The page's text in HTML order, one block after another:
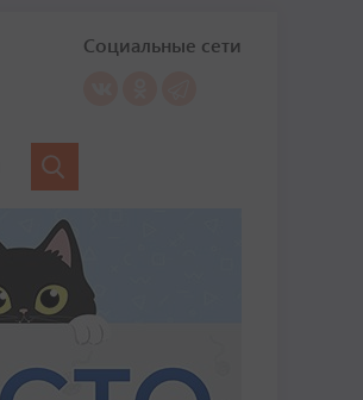
Социальные сети